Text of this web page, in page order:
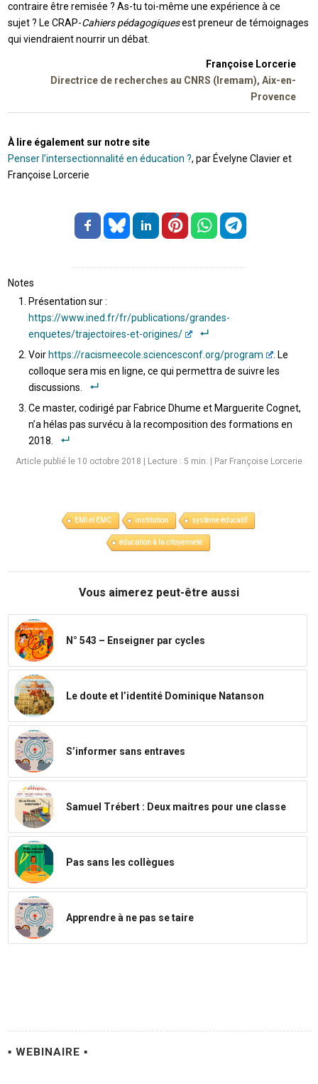
contraire être remisée ? As-tu toi-même une expérience à ce
sujet ? Le CRAP-Cahiers pédagogiquesest preneur de témoignages
qui viendraient nourrir un débat.
Françoise Lorcerie
Directrice de recherches au CNRS (Iremam), Aix-en-
Provence
À lire également sur notre site
Penser l’intersectionnalité en éducation ?, par Évelyne Clavier et
Françoise Lorcerie
Notes
Présentation sur :
https://www.ined.fr/fr/publications/grandes-
enquetes/trajectoires-et-origines/
Voir https://racismeecole.sciencesconf.org/program
. Le
colloque sera mis en ligne, ce qui permettra de suivre les
discussions.
Ce master, codirigé par Fabrice Dhume et Marguerite Cognet,
n’a hélas pas survécu à la recomposition des formations en
2018.
Article publié le 10 octobre 2018 | Lecture : 5 min. | Par Françoise Lorcerie
EMI et EMC institution système éducatif
éducation à la citoyenneté
Vous aimerez peut-être aussi
N° 543 – Enseigner par cycles
Le doute et l’identité Dominique Natanson
S’informer sans entraves
Samuel Trébert : Deux maitres pour une classe
Pas sans les collègues
Apprendre à ne pas se taire
▪ WEBINAIRE ▪